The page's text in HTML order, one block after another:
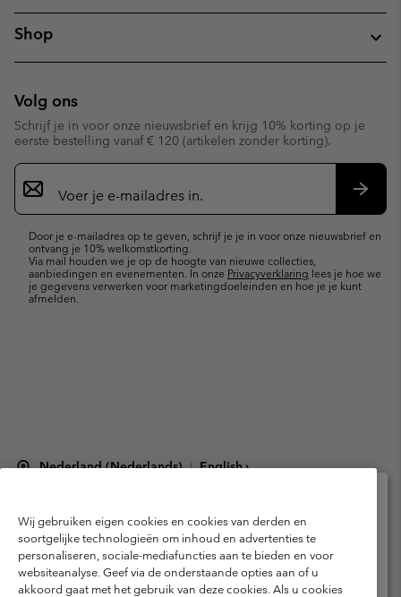
Shop
Volg ons
Schrijf je in voor onze nieuwsbrief en krijg 10% korting op je
eerste bestelling vanaf € 120 (artikelen zonder korting).
Aanmelden
voor
e-
Door je e-mailadres op te geven, schrijf je je in voor onze nieuwsbrief en
ontvang je 10% welkomstkorting.
Via mail houden we je op de hoogte van nieuwe collecties,
aanbiedingen en evenementen. In onze Privacyverklaring lees je hoe we
je gegevens verwerken voor marketingdoeleinden en hoe je je kunt
afmelden.
Nederland (Nederlands) | English ›
Gebruiksvoorwaarden
Verkoopvoorwaarden
Garantie
Privacybeleid
Gebruiksvoorwaarden voor lidmaatschap
Voorwaarden voor door gebruikers gegenereerde inhoud
Impressum
Wij gebruiken eigen cookies en cookies van derden en
soortgelijke technologieën om inhoud en advertenties te
personaliseren, sociale-mediafuncties aan te bieden en voor
websiteanalyse. Geef via de onderstaande opties aan of u
akkoord gaat met het gebruik van deze cookies. Als u cookies
Selecteer je verzendlocatie en taal
Online shoppen beschikbaar